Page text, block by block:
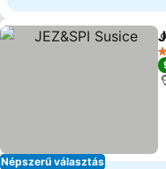
Népszerű választás